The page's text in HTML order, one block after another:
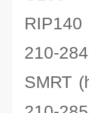
RIP140
210-
SMRT